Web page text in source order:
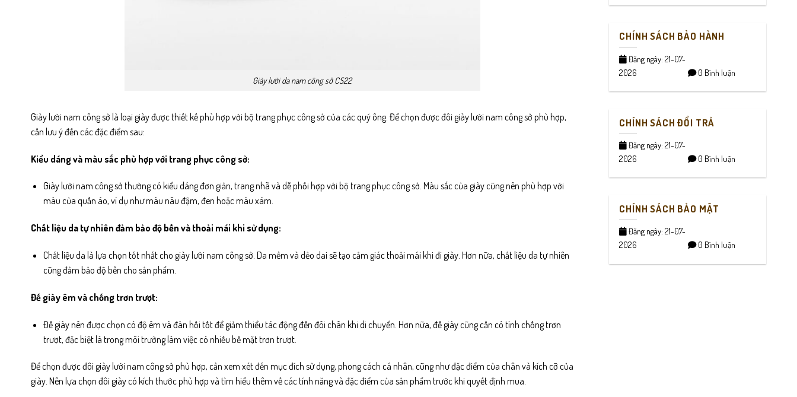
Giày lười da nam công sở CS22
Giày lười nam công sở là loại giày được thiết kế phù hợp với bộ trang phục công sở của các quý ông. Để chọn được đôi giày lười nam công sở phù hợp,
cần lưu ý đến các đặc điểm sau:
Kiểu dáng và màu sắc phù hợp với trang phục công sở:
Giày lười nam công sở thường có kiểu dáng đơn giản, trang nhã và dễ phối hợp với bộ trang phục công sở. Màu sắc của giày cũng nên phù hợp với
màu của quần áo, ví dụ như màu nâu đậm, đen hoặc màu xám.
Chất liệu da tự nhiên đảm bảo độ bền và thoải mái khi sử dụng:
Chất liệu da là lựa chọn tốt nhất cho giày lười nam công sở. Da mềm và dẻo dai sẽ tạo cảm giác thoải mái khi đi giày. Hơn nữa, chất liệu da tự nhiên
cũng đảm bảo độ bền cho sản phẩm.
Đế giày êm và chống trơn trượt:
Đế giày nên được chọn có độ êm và đàn hồi tốt để giảm thiểu tác động đến đôi chân khi di chuyển. Hơn nữa, đế giày cũng cần có tính chống trơn
trượt, đặc biệt là trong môi trường làm việc có nhiều bề mặt trơn trượt.
Để chọn được đôi giày lười nam công sở phù hợp, cần xem xét đến mục đích sử dụng, phong cách cá nhân, cũng như đặc điểm của chân và kích cỡ của
giày. Nên lựa chọn đôi giày có kích thước phù hợp và tìm hiểu thêm về các tính năng và đặc điểm của sản phẩm trước khi quyết định mua.
CHÍNH SÁCH BẢO HÀNH
Đăng ngày: 21-07-
2026
0 Bình luận
CHÍNH SÁCH ĐỔI TRẢ
Đăng ngày: 21-07-
2026
0 Bình luận
CHÍNH SÁCH BẢO MẬT
Đăng ngày: 21-07-
2026
0 Bình luận